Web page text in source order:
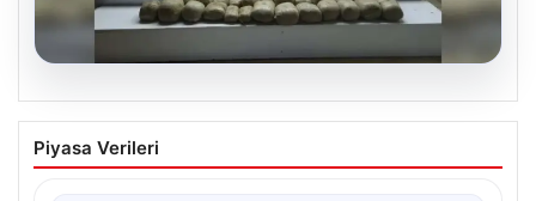
07.08.2026
Hakkari’de Jandarmadan Büyük
Uyuşturucu Operasyonu
Piyasa Verileri